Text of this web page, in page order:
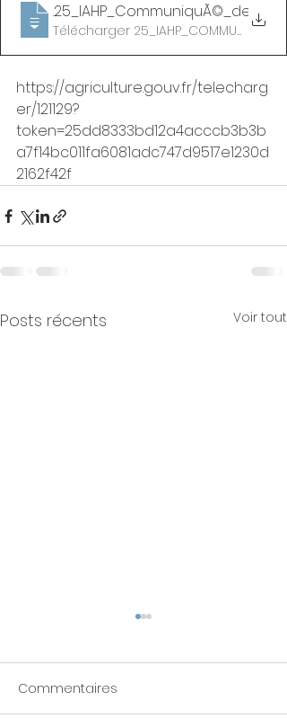
2020.10
Télécharger
https://agriculture.gouv.fr/telecharg
er/121129?
token=25dd8333bd12a4acccb3b3b
a7f14bc011fa6081adc747d9517e1230d
2162f42f
Posts récents Voir tout
& chats
Les députés viennent de
voter une nouvelle loi qui
Commentaires